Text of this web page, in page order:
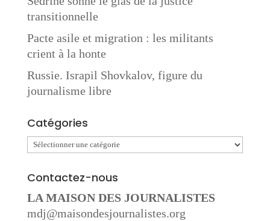
transitionnelle
Pacte asile et migration : les militants
crient à la honte
Russie. Israpil Shovkalov, figure du
journalisme libre
Catégories
Catégories
Contactez-nous
LA MAISON DES JOURNALISTES
mdj@maisondesjournalistes.org